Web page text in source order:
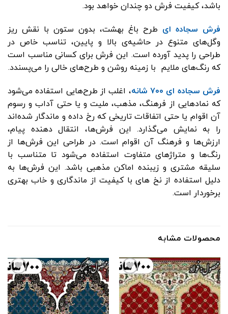
باشد، کیفیت فرش دو چندان خواهد بود.
فرش سجاده ای طرح باغ بهشت، بدون ستون با نقش ریز
وگل‌های متنوع در حاشیه‌ی بالا و پایین، تناسب خاص در
طراحی را پدید آورده است. این فرش‌ برای کسانی مناسب است
که رنگ‌های ملایم با زمینه روشن و طرح‌های خالی را می‌پسندد.
فرش‌ سجاده ای ۷۰۰ شانه
، اغلب از طرح‌هایی استفاده می‌شود
که نمادهایی از فرهنگ، مذهب، ملیت و یا حتی آداب و رسوم
آن اقوام یا حتی اتفاقات تاریخی که رخ داده و ماندگار شده‌اند
را به نمایش می‌گذارد. این فرش‌ها، انتقال دهنده پیام،
ارزش‌ها و فرهنگ آن اقوام است. در طراحی این فرش‌ها از
رنگ‌ها و متراژهای متفاوت استفاده می‌شود تا متناسب با
سلیقه مشتری و زیبنده اماکن مذهبی باشد. این فرش‌ها به
دلیل استفاده از نخ‌ های با کیفیت از ماندگاری و خاب بهتری
برخوردار است.
محصولات مشابه
افزودن
به
علاقه
مندی
ها
افزودن
به
علاقه
مندی
ها